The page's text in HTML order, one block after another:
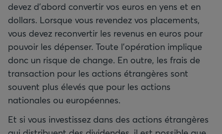
devez d’abord convertir vos euros en yens et en
dollars. Lorsque vous revendez vos placements,
vous devez reconvertir les revenus en euros pour
pouvoir les dépenser. Toute l’opération implique
donc un risque de change. En outre, les frais de
transaction pour les actions étrangères sont
souvent plus élevés que pour les actions
nationales ou européennes.
Et si vous investissez dans des actions étrangères